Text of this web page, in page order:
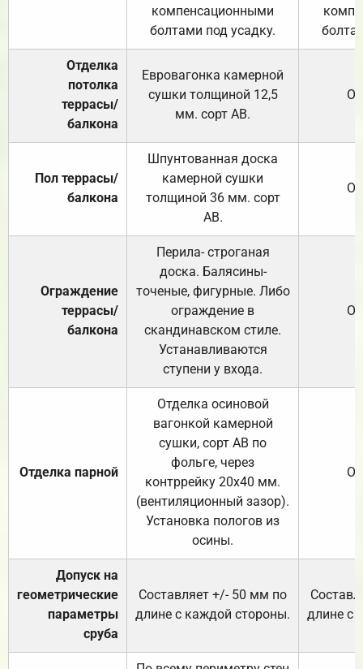
компенсационными
болтами под усадку.
Отделка
потолка
террасы/
балкона
Евровагонка камерной
сушки толщиной 12,5
мм. сорт АВ.
Пол террасы/
балкона
Шпунтованная доска
камерной сушки
толщиной 36 мм. сорт
АВ.
Ограждение
террасы/
балкона
Перила- строганая
доска. Балясины-
точеные, фигурные. Либо
ограждение в
скандинавском стиле.
Устанавливаются
ступени у входа.
Отделка парной
Отделка осиновой
вагонкой камерной
сушки, сорт АВ по
фольге, через
контррейку 20х40 мм.
(вентиляционный зазор).
Установка пологов из
осины.
Допуск на
геометрические
параметры
сруба
Составляет +/- 50 мм по
длине с каждой стороны.
длине с